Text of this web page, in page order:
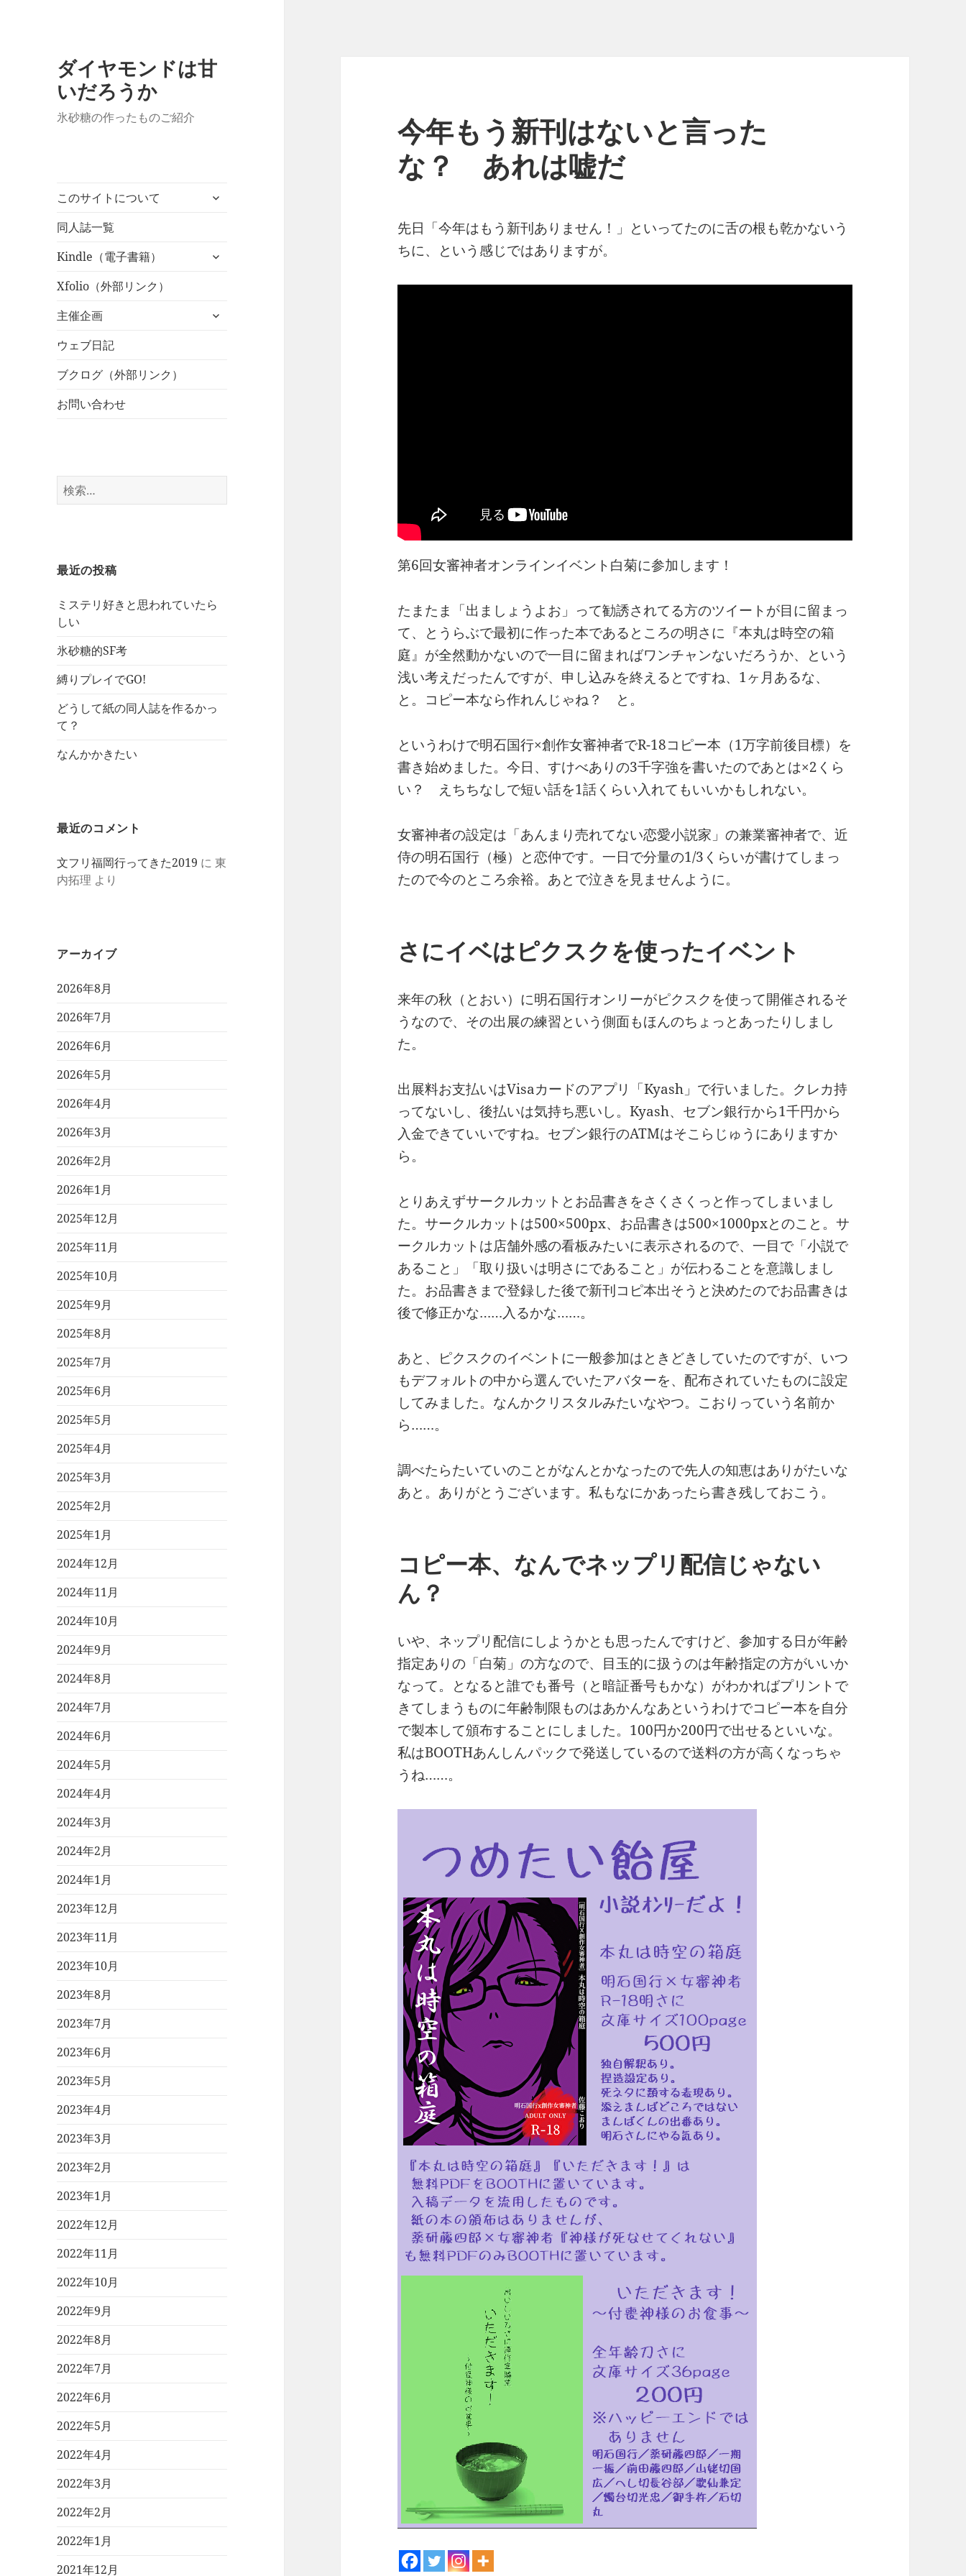
ダイヤモンドは甘
いだろうか
氷砂糖の作ったものご紹介
このサイトについて
サ
ュ
同人誌一覧
Kindle（電子書籍）
サ
ュ
Xfolio（外部リンク）
主催企画
サ
ウェブ日記
ブクログ（外部リンク）
お問い合わせ
検
索:
最近の投稿
ミステリ好きと思われていたら
しい
氷砂糖的SF考
縛りプレイでGO!
どうして紙の同人誌を作るかっ
て？
なんかかきたい
最近のコメント
文フリ福岡行ってきた2019 に東
内拓理 より
アーカイブ
2026年8月
2026年7月
2026年6月
2026年5月
2026年4月
2026年3月
2026年2月
2026年1月
2025年12月
2025年11月
2025年10月
2025年9月
2025年8月
2025年7月
2025年6月
2025年5月
2025年4月
2025年3月
2025年2月
2025年1月
2024年12月
2024年11月
2024年10月
2024年9月
2024年8月
2024年7月
2024年6月
2024年5月
2024年4月
2024年3月
2024年2月
2024年1月
2023年12月
2023年11月
2023年10月
2023年8月
2023年7月
2023年6月
2023年5月
2023年4月
2023年3月
2023年2月
2023年1月
2022年12月
2022年11月
2022年10月
2022年9月
2022年8月
2022年7月
2022年6月
2022年5月
2022年4月
2022年3月
2022年2月
2022年1月
2021年12月
今年もう新刊はないと言った
な？ あれは嘘だ
先日「今年はもう新刊ありません！」といってたのに舌の根も乾かないう
ちに、という感じではありますが。
第6回女審神者オンラインイベント白菊に参加します！
たまたま「出ましょうよお」って勧誘されてる方のツイートが目に留まっ
て、とうらぶで最初に作った本であるところの明さに『本丸は時空の箱
庭』が全然動かないので一目に留まればワンチャンないだろうか、という
浅い考えだったんですが、申し込みを終えるとですね、1ヶ月あるな、
と。コピー本なら作れんじゃね？ と。
というわけで明石国行×創作女審神者でR-18コピー本（1万字前後目標）を
書き始めました。今日、すけべありの3千字強を書いたのであとは×2くら
い？ えちちなしで短い話を1話くらい入れてもいいかもしれない。
女審神者の設定は「あんまり売れてない恋愛小説家」の兼業審神者で、近
侍の明石国行（極）と恋仲です。一日で分量の1/3くらいが書けてしまっ
たので今のところ余裕。あとで泣きを見ませんように。
さにイベはピクスクを使ったイベント
来年の秋（とおい）に明石国行オンリーがピクスクを使って開催されるそ
うなので、その出展の練習という側面もほんのちょっとあったりしまし
た。
出展料お支払いはVisaカードのアプリ「Kyash」で行いました。クレカ持
ってないし、後払いは気持ち悪いし。Kyash、セブン銀行から1千円から
入金できていいですね。セブン銀行のATMはそこらじゅうにありますか
ら。
とりあえずサークルカットとお品書きをさくさくっと作ってしまいまし
た。サークルカットは500×500px、お品書きは500×1000pxとのこと。サ
ークルカットは店舗外感の看板みたいに表示されるので、一目で「小説で
あること」「取り扱いは明さにであること」が伝わることを意識しまし
た。お品書きまで登録した後で新刊コピ本出そうと決めたのでお品書きは
後で修正かな……入るかな……。
あと、ピクスクのイベントに一般参加はときどきしていたのですが、いつ
もデフォルトの中から選んでいたアバターを、配布されていたものに設定
してみました。なんかクリスタルみたいなやつ。こおりっていう名前か
ら……。
調べたらたいていのことがなんとかなったので先人の知恵はありがたいな
あと。ありがとうございます。私もなにかあったら書き残しておこう。
コピー本、なんでネップリ配信じゃない
ん？
いや、ネップリ配信にしようかとも思ったんですけど、参加する日が年齢
指定ありの「白菊」の方なので、目玉的に扱うのは年齢指定の方がいいか
なって。となると誰でも番号（と暗証番号もかな）がわかればプリントで
きてしまうものに年齢制限ものはあかんなあというわけでコピー本を自分
で製本して頒布することにしました。100円か200円で出せるといいな。
私はBOOTHあんしんパックで発送しているので送料の方が高くなっちゃ
うね……。